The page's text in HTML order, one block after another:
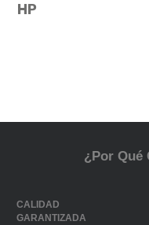
HP
¿Por Qué
CALIDAD
GARANTIZADA